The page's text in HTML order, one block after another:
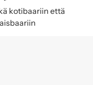
kotibaariin että